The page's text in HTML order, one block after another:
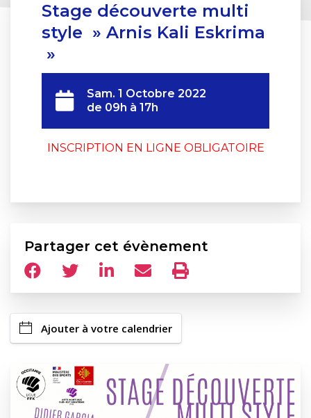
Stage découverte multi
style » Arnis Kali Eskrima
»
Sam. 1 Octobre 2022
de 09h à 17h
INSCRIPTION EN LIGNE OBLIGATOIRE
Partager cet évènement
Ajouter à votre calendrier